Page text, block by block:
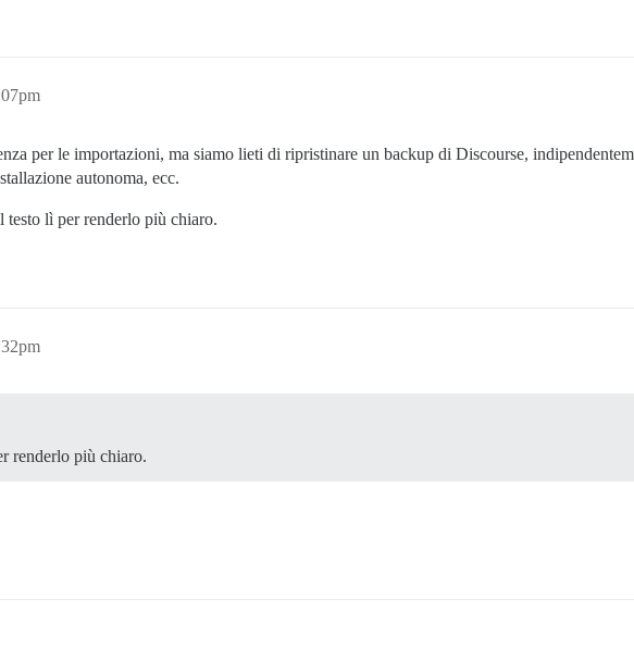
per le importazioni, ma siamo lieti di ripristinare un backup di Discourse,
autonoma, ecc.
testo lì per renderlo più chiaro.
renderlo più chiaro.